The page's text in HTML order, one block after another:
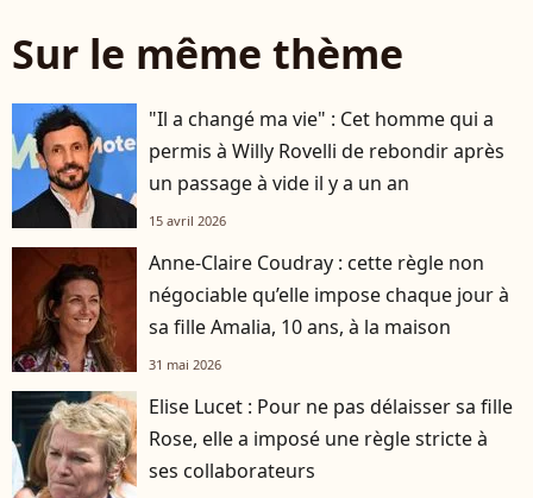
Sur le même thème
"Il a changé ma vie" : Cet homme qui a
permis à Willy Rovelli de rebondir après
un passage à vide il y a un an
15 avril 2026
Anne-Claire Coudray : cette règle non
négociable qu’elle impose chaque jour à
sa fille Amalia, 10 ans, à la maison
31 mai 2026
Elise Lucet : Pour ne pas délaisser sa fille
Rose, elle a imposé une règle stricte à
ses collaborateurs